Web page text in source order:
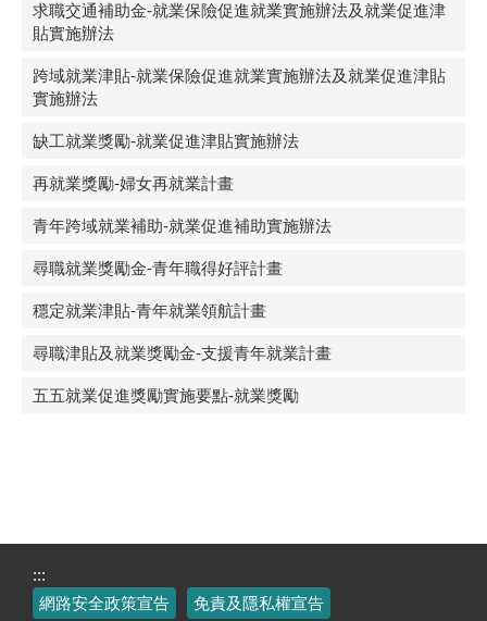
求職交通補助金-就業保險促進就業實施辦法及就業促進津
貼實施辦法
跨域就業津貼-就業保險促進就業實施辦法及就業促進津貼
實施辦法
缺工就業獎勵-就業促進津貼實施辦法
再就業獎勵-婦女再就業計畫
青年跨域就業補助-就業促進補助實施辦法
尋職就業獎勵金-青年職得好評計畫
穩定就業津貼-青年就業領航計畫
尋職津貼及就業獎勵金-支援青年就業計畫
五五就業促進獎勵實施要點-就業獎勵
:::
網路安全政策宣告
免責及隱私權宣告